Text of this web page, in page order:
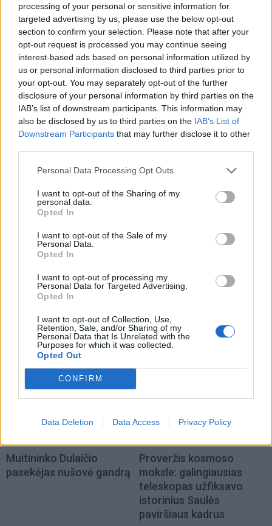
processing of your personal or sensitive information for
targeted advertising by us, please use the below opt-out
section to confirm your selection. Please note that after your
opt-out request is processed you may continue seeing
interest-based ads based on personal information utilized by
us or personal information disclosed to third parties prior to
your opt-out. You may separately opt-out of the further
disclosure of your personal information by third parties on the
IAB’s list of downstream participants. This information may
also be disclosed by us to third parties on the IAB’s List of
Downstream Participants that may further disclose it to other
Personal Data Processing Opt Outs
I want to opt-out of the Sharing of my
personal data.
Opted In
I want to opt-out of the Sale of my
Personal Data.
Opted In
I want to opt-out of processing my
Personal Data for Targeted Advertising.
Opted In
I want to opt-out of Collection, Use,
Retention, Sale, and/or Sharing of my
Personal Data that Is Unrelated with the
Purposes for which it was collected.
Opted Out
CONFIRM
Data Deletion Data Access Privacy Policy
Kultūra
Alanas Chošnau kviečia į
Palangą: vasaros vakarui
ruošia gyvo garso
koncertą (1)
Kultūra
Poezijos festivalis
LIUDVIKA kviečia į
kūrybos vakarą
NAUJI
Muitininko Dulaičio
pasekėjas nušovė gandrą
Proveržis kosmoso
moksle: galingiausias
teleskopas užfiksavo
istorinius Saulės
paviršiaus kadrus